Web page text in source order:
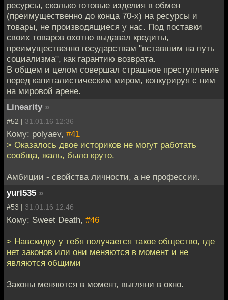
ресурсы, сколько готовые изделия в обмен
(преимущественно до конца 70-х) на ресурсы и
товары, не производящиеся у нас. Под поставки
своих товаров охотно выдавал кредиты,
преимущественно государствам "вставшим на путь
социализма", как гарантию возврата.
В общем и целом совершал страшное преступление
перед капиталистическим миром, конкурируя с ним
на мировой арене.
Linearity »
#52 | 31.01.16 12:36
Кому: polyaev, #41
> Оказалось двое историков не могут работать
сообща, жаль, было круто.
Амбиции - свойства личности, а не профессии.
yuri535 »
#53 | 31.01.16 12:46
Кому: Sweet Death, #46
> Навскидку у тебя получается такое общество, где
нет законов или они меняются в момент и не
являются общими
Законы меняются в момент, выгляни в окно.